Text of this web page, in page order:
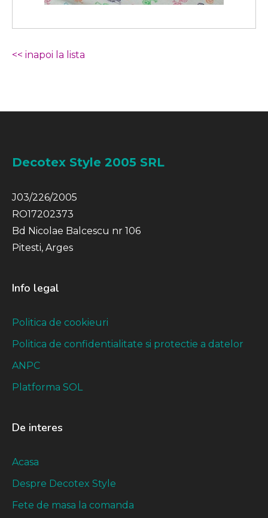
<< inapoi la lista
Decotex Style 2005 SRL
J03/226/2005
RO17202373
Bd Nicolae Balcescu nr 106
Pitesti, Arges
Info legal
Politica de cookieuri
Politica de confidentialitate si protectie a datelor
ANPC
Platforma SOL
De interes
Acasa
Despre Decotex Style
Fete de masa la comanda